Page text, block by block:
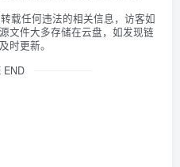
载任何违法的相关信息，访客如
文件大多存储在云盘，如发现链
时更新。
END